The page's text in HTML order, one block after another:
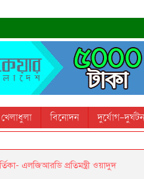
খেলাধুলা বিনোদন দুর্যোগ-
এলজিআরডি প্রতিমন্ত্রী ওয়াদুদ